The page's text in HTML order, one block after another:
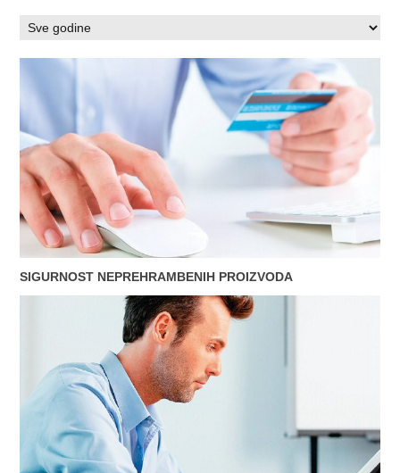
SIGURNOST NEPREHRAMBENIH PROIZVODA